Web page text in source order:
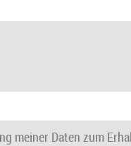
meiner Daten zum